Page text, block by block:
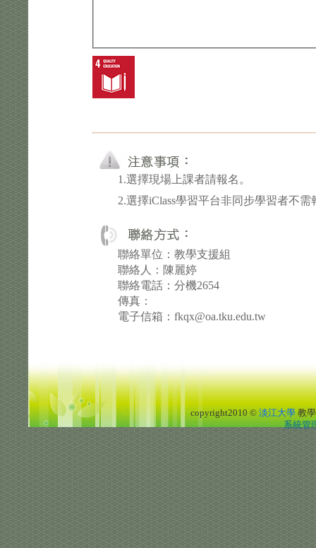
1.選擇現場上課者請報名。
2.選擇iClass學習平台非同步學習者不
聯絡單位：教學支援組
聯絡人：陳麗婷
聯絡電話：分機2654
傳真：
電子信箱：fkqx@oa.tku.edu.tw
copyright2010 © 淡江大學 教
系統管